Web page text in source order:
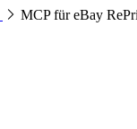
MCP für eBay